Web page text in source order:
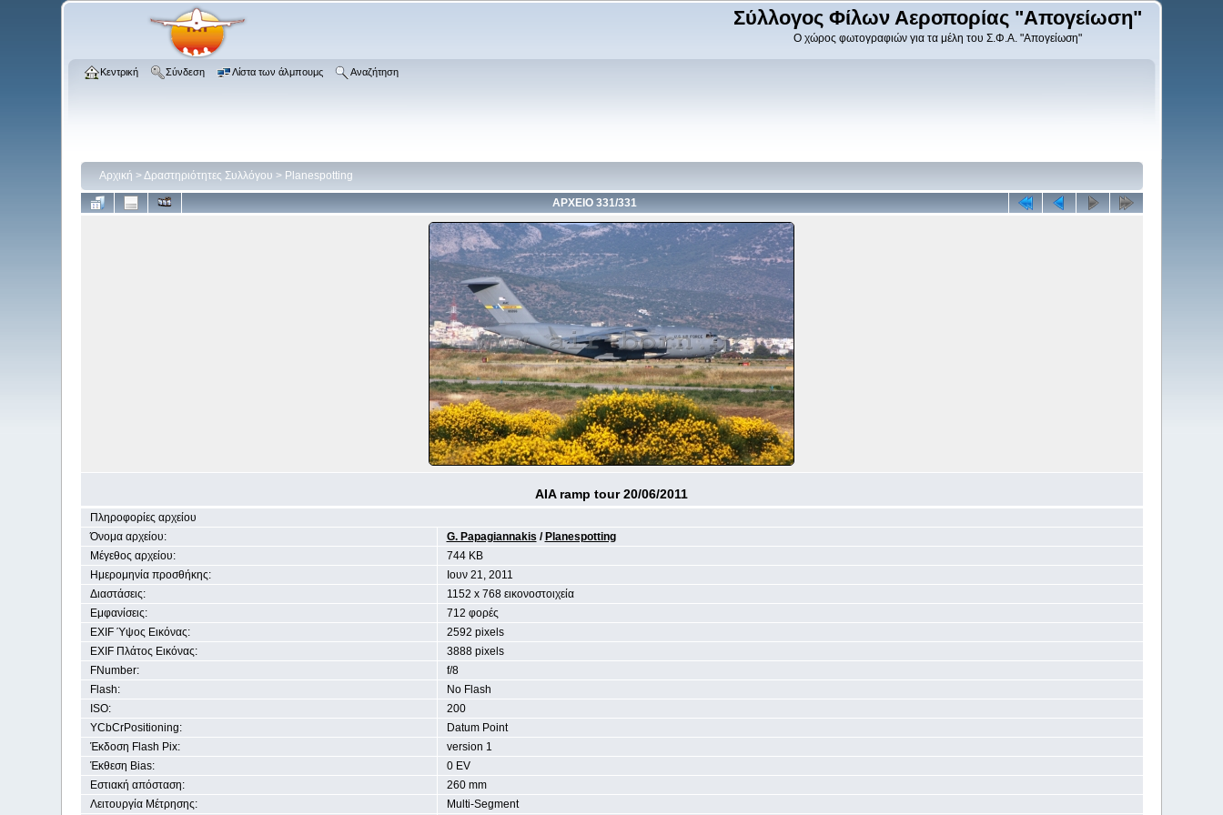
Σύλλογος Φίλων Αεροπορίας "Απογείωση"
Ο χώρος φωτογραφιών για τα μέλη του Σ.Φ.Α. "Απογείωση"
Κεντρική Σύνδεση Λίστα των άλμπουμς Αναζήτηση
Αρχική >Δραστηριότητες Συλλόγου > Planespotting
ΑΡΧΕΙΟ 331/331
AIA ramp tour 20/06/2011
Πληροφορίες αρχείου
Όνομα αρχείου:
G. Papagiannakis / Planespotting
Μέγεθος αρχείου:
744 KB
Ημερομηνία προσθήκης:
Ιουν 21, 2011
Διαστάσεις:
1152 x 768 εικονοστοιχεία
Εμφανίσεις:
712 φορές
EXIF Ύψος Εικόνας:
2592 pixels
EXIF Πλάτος Εικόνας:
3888 pixels
FNumber:
f/8
Flash:
No Flash
ISO:
200
YCbCrPositioning:
Datum Point
Έκδοση Flash Pix:
version 1
Έκθεση Bias:
0 EV
Εστιακή απόσταση:
260 mm
Λειτουργία Μέτρησης:
Multi-Segment